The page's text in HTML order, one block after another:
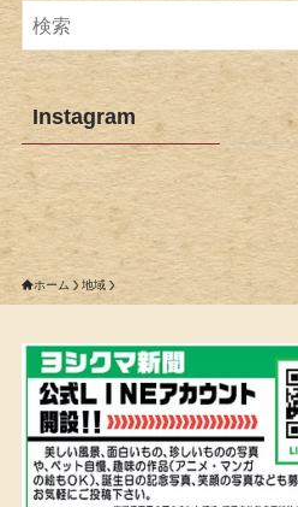
Instagram
ホーム 地域